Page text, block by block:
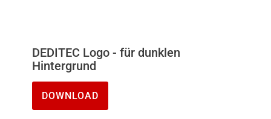
DEDITEC Logo - für dunklen
Hintergrund
DOWNLOAD